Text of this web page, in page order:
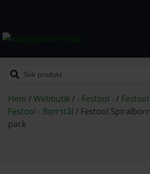
Hem /Webbutik/ - Festool -/
Festool - Borrstål / Festool
pack